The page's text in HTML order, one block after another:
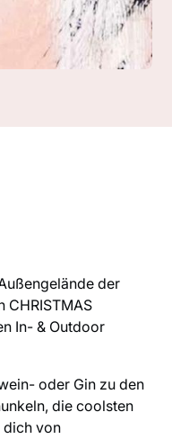
der
CHRISTMAS
In- & Outdoor
oder Gin zu den
die coolsten
dich von